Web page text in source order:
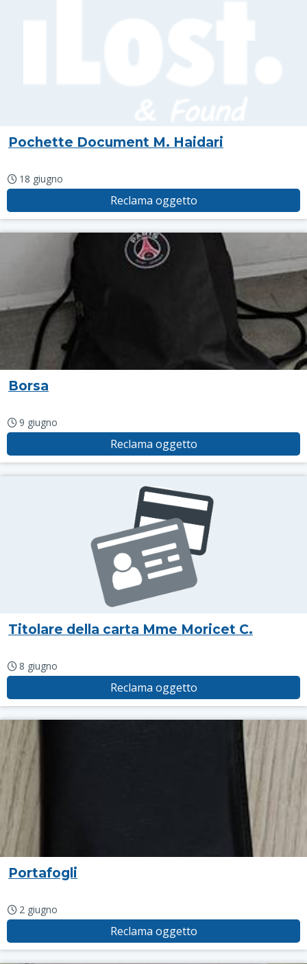
Pochette Document M. Haidari
18 giugno
Reclama oggetto
Borsa
9 giugno
Reclama oggetto
Titolare della carta Mme Moricet C.
8 giugno
Reclama oggetto
Portafogli
2 giugno
Reclama oggetto